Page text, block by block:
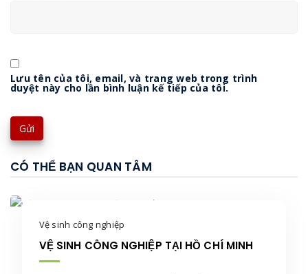
Lưu tên của tôi, email, và trang web trong trình
duyệt này cho lần bình luận kế tiếp của tôi.
CÓ THỂ BẠN QUAN TÂM
Vệ sinh công nghiệp
VỆ SINH CÔNG NGHIỆP TẠI HỒ CHÍ MINH